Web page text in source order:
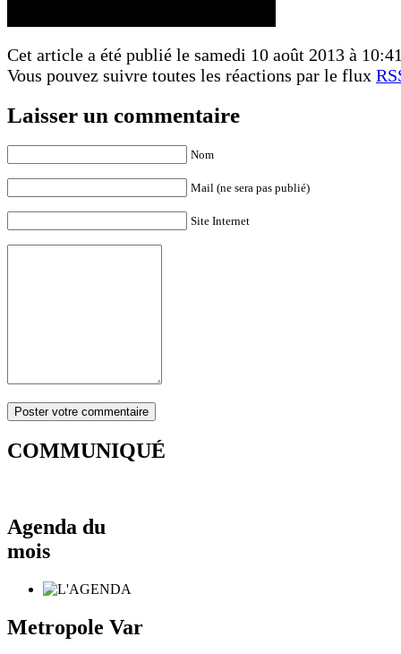
Cet article a été publié le samedi 10 août 2013 à
Vous pouvez suivre toutes les réactions par le flux
Laisser un commentaire
Nom
Mail (ne sera pas publié)
Site Internet
COMMUNIQUÉ
Agenda du
mois
Metropole Var